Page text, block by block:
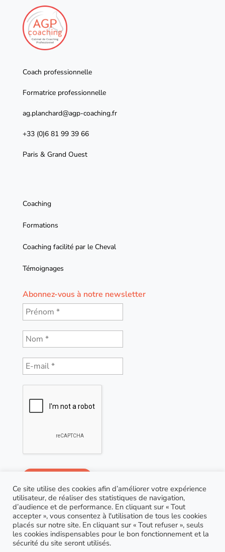
Coach professionnelle
Formatrice professionnelle
ag.planchard@agp-coaching.fr
+33 (0)6 81 99 39 66
Paris & Grand Ouest
Coaching
Formations
Coaching facilité par le Cheval
Témoignages
Abonnez-vous à notre newsletter
Ce site utilise des cookies afin d’améliorer votre expérience
utilisateur, de réaliser des statistiques de navigation,
d’audience et de performance. En cliquant sur « Tout
accepter », vous consentez à l'utilisation de tous les cookies
placés sur notre site. En cliquant sur « Tout refuser », seuls
les cookies indispensables pour le bon fonctionnement et la
sécurité du site seront utilisés.